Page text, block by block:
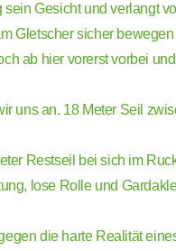
sein Gesicht und verlangt
Gletscher sicher
ab hier vorerst vorbei
uns an. 18 Meter Seil
Restseil bei sich im
lose Rolle und
die harte Realität